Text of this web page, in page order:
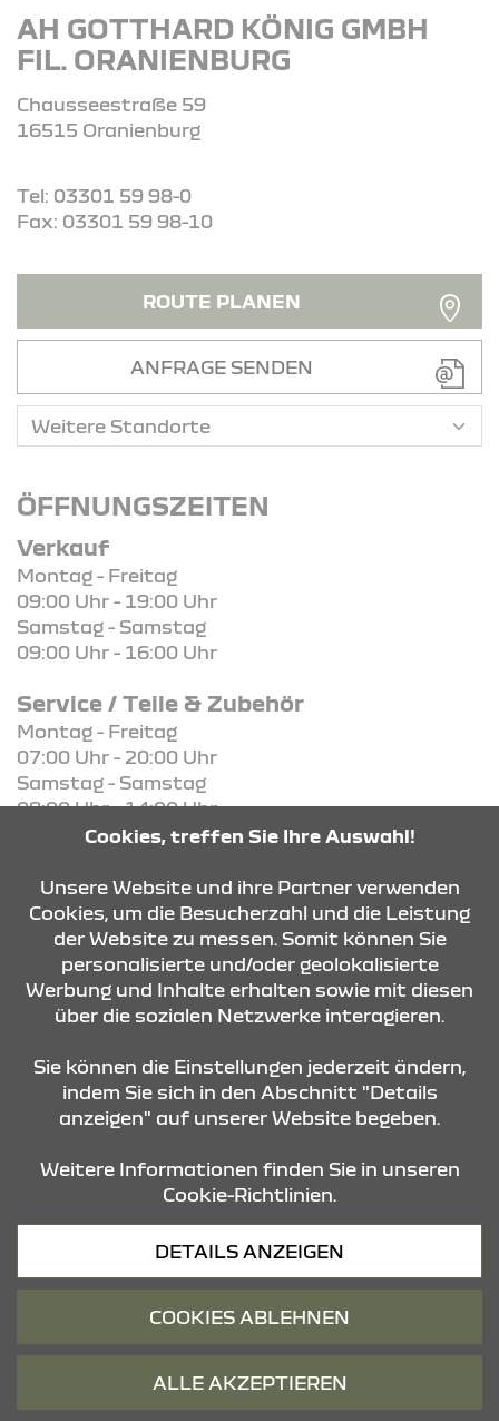
AH GOTTHARD KÖNIG GMBH
FIL. ORANIENBURG
Chausseestraße 59
16515 Oranienburg
Tel: 03301 59 98-0
Fax: 03301 59 98-10
ROUTE PLANEN
ANFRAGE SENDEN
ÖFFNUNGSZEITEN
Verkauf
Montag - Freitag
09:00 Uhr - 19:00 Uhr
Samstag - Samstag
09:00 Uhr - 16:00 Uhr
Service / Teile & Zubehör
Montag - Freitag
07:00 Uhr - 20:00 Uhr
Samstag - Samstag
08:00 Uhr - 14:00 Uhr
KONTAKT & ANFAHRT
ÖFFNUNGSZEITEN
STANDORTE
Datenschutz
© 2026 Dacia
Cookies, treffen Sie Ihre Auswahl!
Unsere Website und ihre Partner verwenden
Cookies, um die Besucherzahl und die Leistung
der Website zu messen. Somit können Sie
personalisierte und/oder geolokalisierte
Werbung und Inhalte erhalten sowie mit diesen
über die sozialen Netzwerke interagieren.
Sie können die Einstellungen jederzeit ändern,
indem Sie sich in den Abschnitt "Details
anzeigen" auf unserer Website begeben.
Weitere Informationen finden Sie in unseren
Cookie-Richtlinien.
DETAILS ANZEIGEN
COOKIES ABLEHNEN
ALLE AKZEPTIEREN